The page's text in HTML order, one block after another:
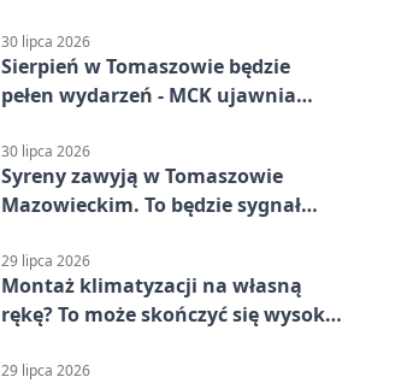
30 lipca 2026
Sierpień w Tomaszowie będzie
pełen wydarzeń - MCK ujawnia
30 lipca 2026
Syreny zawyją w Tomaszowie
Mazowieckim. To będzie sygnał
29 lipca 2026
Montaż klimatyzacji na własną
rękę? To może skończyć się wysoką
29 lipca 2026